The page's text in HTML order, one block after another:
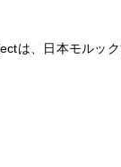
は、日本モルッ